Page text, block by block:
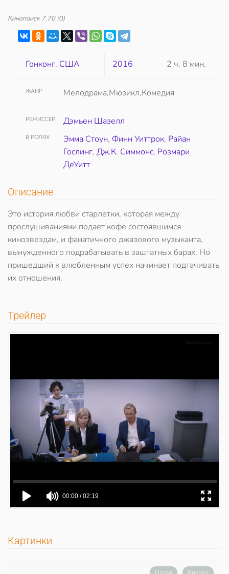
Кинопоиск 7.70(0)
Гонконг, США 2016 2 ч. 8 мин.
ЖАНР Мелодрама,Мюзикл,Комедия
РЕЖИССЕР Дэмьен Шазелл
В РОЛЯХ Эмма Стоун, Финн Уиттрок, Райан
Гослинг, Дж.К. Симмонс, Розмари
ДеУитт
Описание
Это история любви старлетки, которая между
прослушиваниями подает кофе состоявшимся
кинозвездам, и фанатичного джазового музыканта,
вынужденного подрабатывать в заштатных барах. Но
пришедший к влюбленным успех начинает подтачивать
их отношения.
Трейлер
Картинки